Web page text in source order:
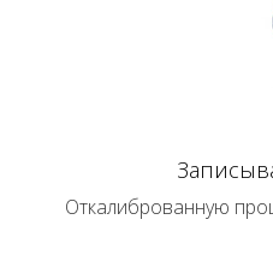
Откалиброванную